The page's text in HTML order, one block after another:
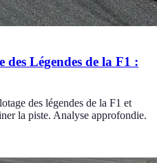
des Légendes de la F1 :
des légendes de la F1 et
la piste. Analyse approfondie.